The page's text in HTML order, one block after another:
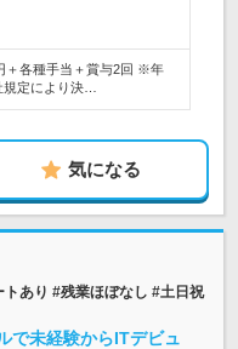
＋各種手当＋賞与2回 ※年
定により決…
気になる
あり #残業ほぼなし #土日祝
で未経験からITデビュ